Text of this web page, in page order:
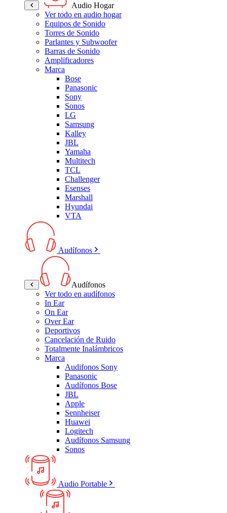
Audio Hogar
Ver todo en audio hogar
Equipos de Sonido
Torres de Sonido
Parlantes y Subwoofer
Barras de Sonido
Amplificadores
Marca
Bose
Panasonic
Sony
Sonos
LG
Samsung
Kalley
JBL
Yamaha
Multitech
TCL
Challenger
Esenses
Marshall
Hyundai
VTA
Audífonos
Audífonos
Ver todo en audífonos
In Ear
On Ear
Over Ear
Deportivos
Cancelación de Ruido
Totalmente Inalámbricos
Marca
Audifonos Sony
Panasonic
Audífonos Bose
JBL
Apple
Sennheiser
Huawei
Logitech
Audífonos Samsung
Sonos
Audio Portable